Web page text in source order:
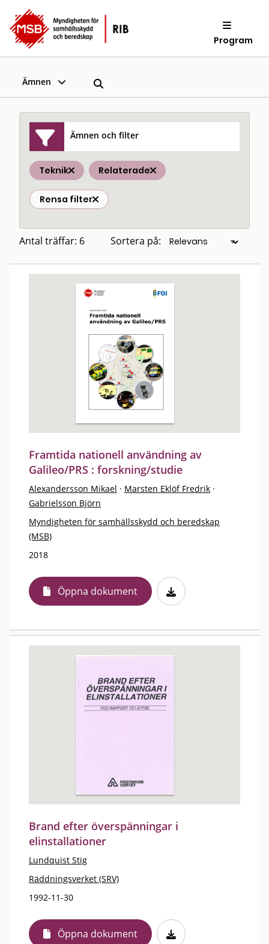
Program
Ämnen
Ämnen och filter
Teknik Relaterade
Rensa filter
Antal träffar: 6 Sortera på:
Framtida nationell användning av
Galileo/PRS : forskning/studie
Alexandersson Mikael · Marsten Eklöf Fredrik ·
Gabrielsson Björn
Myndigheten för samhällsskydd och beredskap
(MSB)
2018
Öppna dokument
Brand efter överspänningar i
elinstallationer
Lundquist Stig
Räddningsverket (SRV)
1992-11-30
Öppna dokument